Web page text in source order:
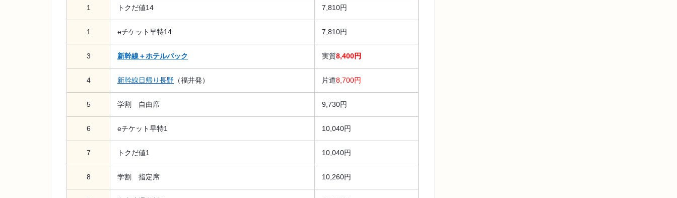
1 トクだ値14 7,810円
1 eチケット早特14 7,810円
3 新幹線＋ホテルパック 実質8,400円
4 新幹線日帰り長野 （福井発） 片道8,700円
5 学割 自由席 9,730円
6 eチケット早特1 10,040円
7 トクだ値1 10,040円
8 学割 指定席 10,260円